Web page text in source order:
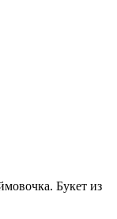
Букет из